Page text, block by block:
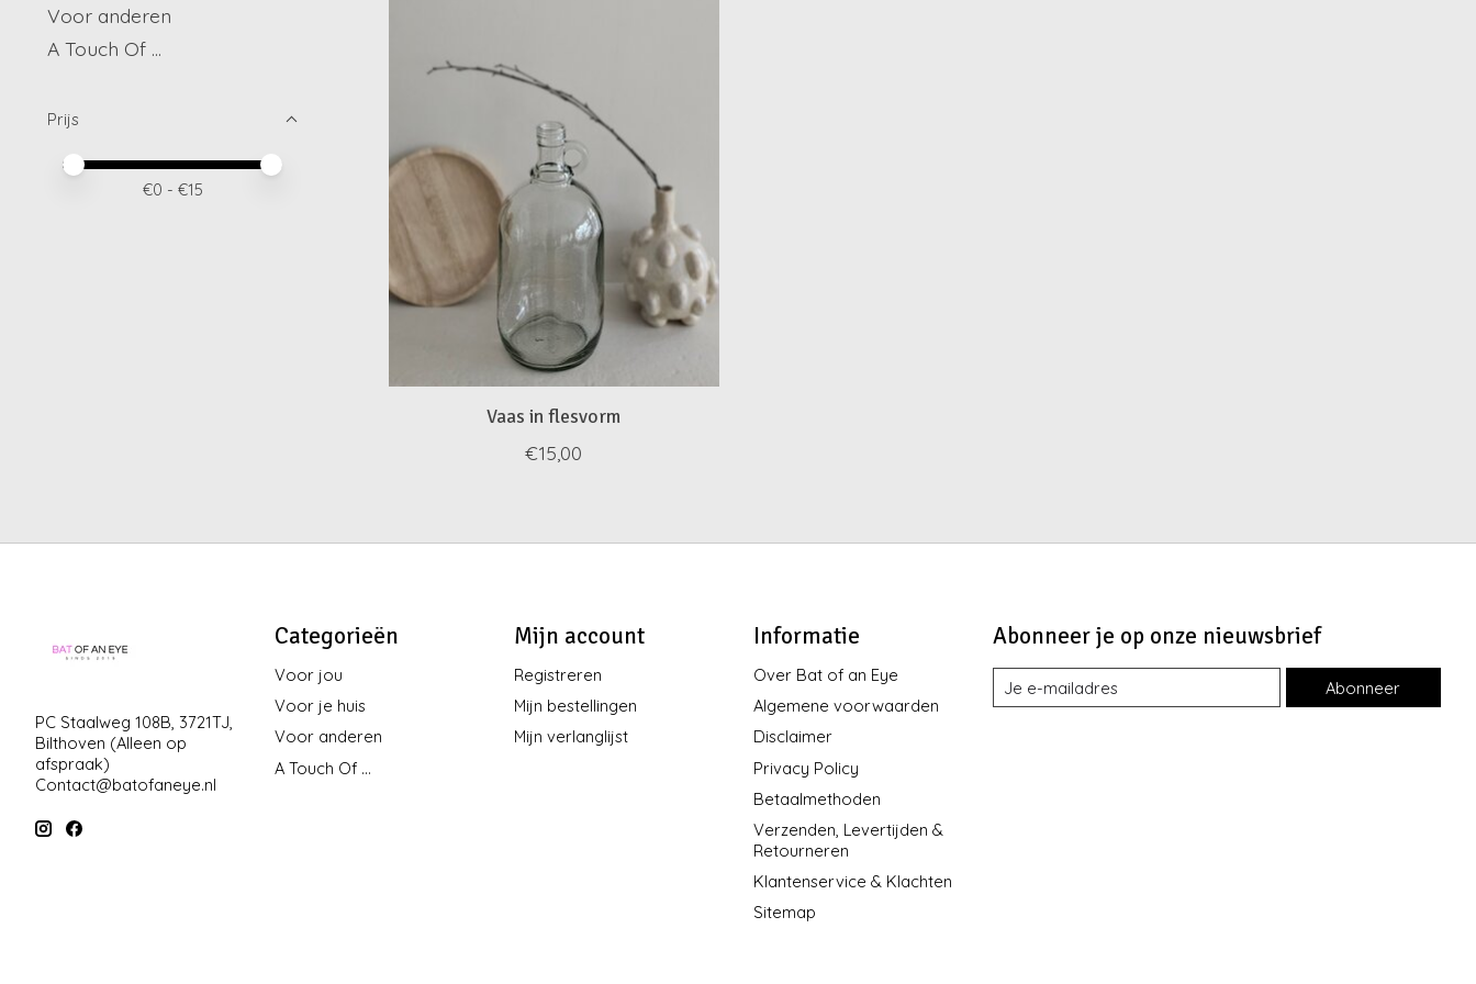
Voor anderen
A Touch Of ...
Prijs
Minimale prijswaarde
Price maximum value
€0 - €15
Vaas in flesvorm
€15,00
PC Staalweg 108B, 3721TJ,
Bilthoven (Alleen op
afspraak)
Contact@batofaneye.nl
Categorieën
Voor jou
Voor je huis
Voor anderen
A Touch Of ...
Mijn account
Registreren
Mijn bestellingen
Mijn verlanglijst
Informatie
Over Bat of an Eye
Algemene voorwaarden
Disclaimer
Privacy Policy
Betaalmethoden
Verzenden, Levertijden &
Retourneren
Klantenservice & Klachten
Sitemap
Abonneer je op onze nieuwsbrief
Abonneer